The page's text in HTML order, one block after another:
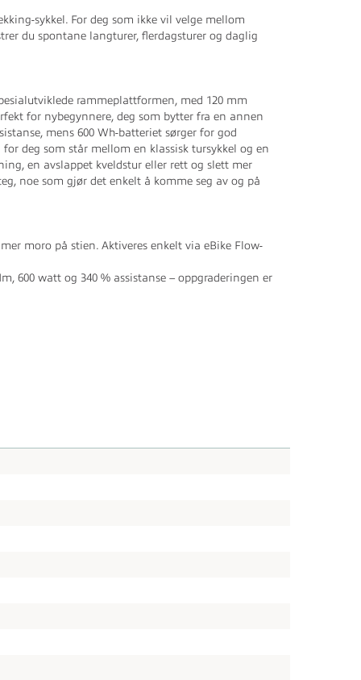
sykkel. For deg som ikke vil velge mellom
du spontane langturer, flerdagsturer og daglig
rammeplattformen, med 120 mm
for nybegynnere, deg som bytter fra en annen
mens 600 Wh-batteriet sørger for god
deg som står mellom en klassisk tursykkel og en
en avslappet kveldstur eller rett og slett mer
noe som gjør det enkelt å komme seg av og på
moro på stien. Aktiveres enkelt via eBike Flow-
600 watt og 340 % assistanse – oppgraderingen er